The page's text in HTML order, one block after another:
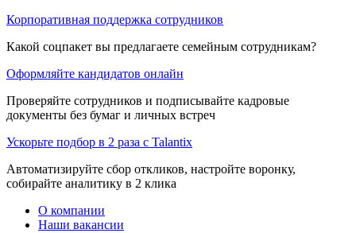
Корпоративная поддержка сотрудников
Какой соцпакет вы предлагаете семейным сотрудникам?
Оформляйте кандидатов онлайн
Проверяйте сотрудников и подписывайте кадровые
документы без бумаг и личных встреч
Ускорьте подбор в 2 раза с Talantix
Автоматизируйте сбор откликов, настройте воронку,
собирайте аналитику в 2 клика
О компании
Наши вакансии